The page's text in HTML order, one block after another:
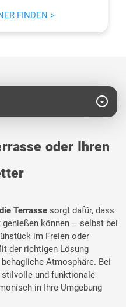
FINDEN >
arrow_drop_down_circle
oder Ihren
Terrasse sorgt dafür, dass
können – selbst bei
im Freien oder
der richtigen Lösung
Atmosphäre. Bei
stilvolle und funktionale
in Ihre Umgebung